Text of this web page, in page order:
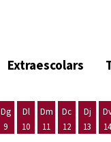
Extraescolars
Dg
9
Dl
10
Dm
11
Dc
12
Dj
13
14